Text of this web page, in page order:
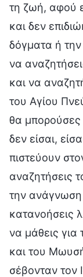
τη ζωή, αφού
και δεν
δόγματα ή την
να
και να
του Αγίου
θα μπορούσες
δεν είσαι,
πιστεύουν
αναζητήσεις
την
κατανοήσεις
να μάθεις
και του
σέβονταν τον